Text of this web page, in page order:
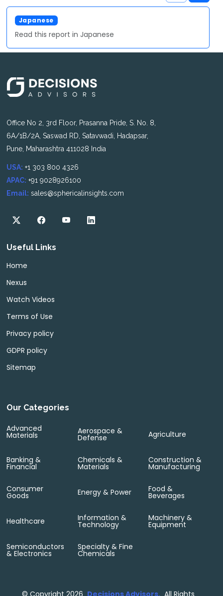
Japanese
Read this report in Japanese
Office No 2, 3rd Floor, Prasanna Pride, S. No. 8,
6A/1B/2A, Saswad RD, Satavwadi, Hadapsar,
Pune, Maharashtra 411028 India
USA: +1 303 800 4326
APAC: +91 9028926100
Email: sales@sphericalinsights.com
Useful Links
Home
Nexus
Watch Videos
Terms of Use
Privacy policy
GDPR policy
Sitemap
Our Categories
Advanced
Materials Aerospace &
Defense Agriculture
Banking &
Financial
Chemicals &
Materials
Construction &
Manufacturing
Consumer
Goods Energy & Power Food &
Beverages
Healthcare Information &
Technology
Machinery &
Equipment
Semiconductors
& Electronics
Specialty & Fine
Chemicals